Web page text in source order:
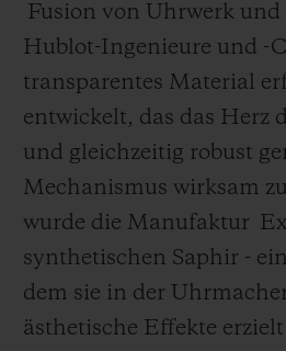
Fusion von Uhrwerk und
Hublot-Ingenieure und -
transparentes Material
entwickelt, das das Herz
und gleichzeitig robust
Mechanismus wirksam
wurde die Manufaktur
synthetischen Saphir -
dem sie in der
ästhetische Effekte